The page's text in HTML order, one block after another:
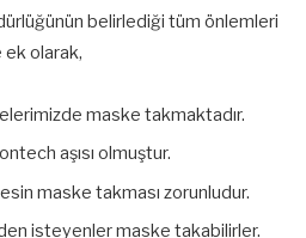
belirlediği tüm önlemleri
olarak,
maske takmaktadır.
aşısı olmuştur.
maske takması zorunludur.
isteyenler maske takabilirler.